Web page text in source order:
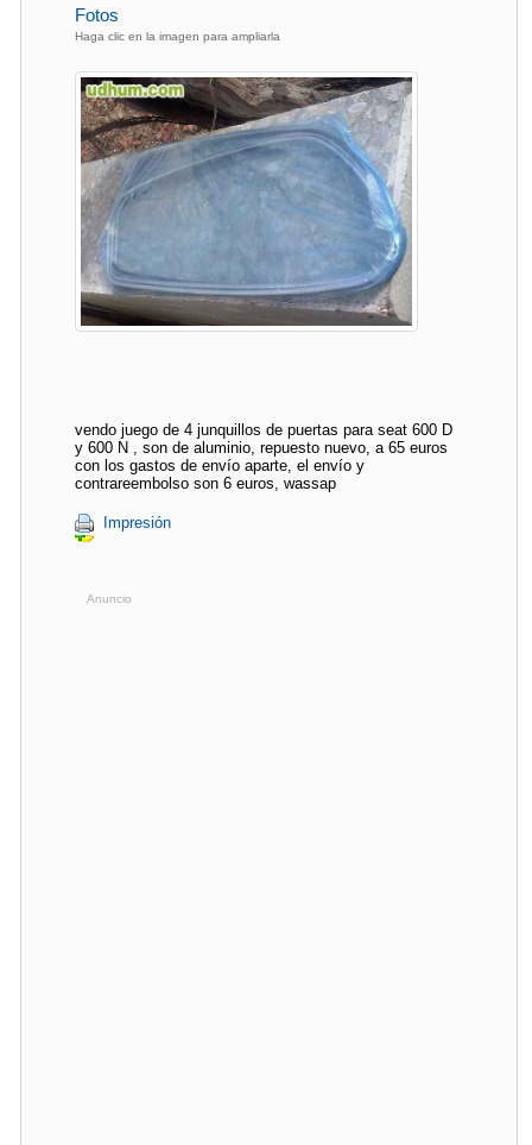
Fotos
Haga clic en la imagen para ampliarla
vendo juego de 4 junquillos de puertas para seat 600 D
y 600 N , son de aluminio, repuesto nuevo, a 65 euros
con los gastos de envío aparte, el envío y
contrareembolso son 6 euros, wassap
Impresión
Anuncio